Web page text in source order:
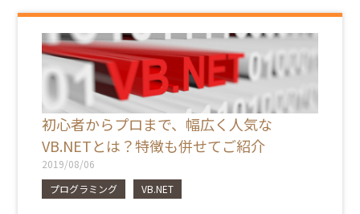
初心者からプロまで、幅広く人気な
VB.NETとは？特徴も併せてご紹介
2019/08/06
プログラミング
VB.NET